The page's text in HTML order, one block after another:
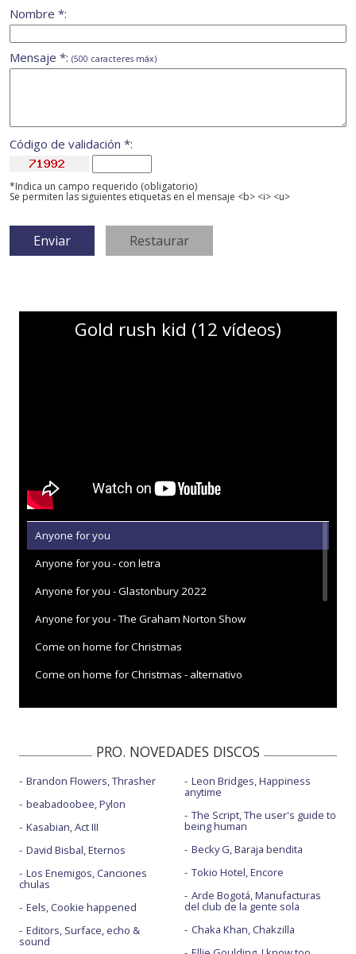
Nombre *:
Mensaje *: (500 caracteres máx)
Código de validación *:
*Indica un campo requerido (obligatorio)
Se permiten las siguientes etiquetas en el mensaje <b> <i> <u>
Gold rush kid (12 vídeos)
Anyone for you
Anyone for you - con letra
Anyone for you - Glastonbury 2022
Anyone for you - The Graham Norton Show
Come on home for Christmas
Come on home for Christmas - alternativo
Green green grass - BBC Radio 1 Live Lounge
Green green grass - Big Weekend 2022
Green green grass - con letra
PRO. NOVEDADES DISCOS
Brandon Flowers, Thrasher
beabadoobee, Pylon
Kasabian, Act III
David Bisbal, Eternos
Los Enemigos, Canciones
chulas
Eels, Cookie happened
Editors, Surface, echo &
sound
Leon Bridges, Happiness
anytime
The Script, The user's guide to
being human
Becky G, Baraja bendita
Tokio Hotel, Encore
Arde Bogotá, Manufacturas
del club de la gente sola
Chaka Khan, Chakzilla